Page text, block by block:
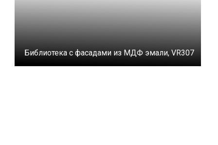
Библиотека с фасадами из МДФ эмали, VR307